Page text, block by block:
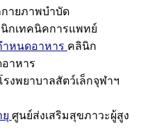
ายภาพบำบัด
กเทคนิคการแพทย์
หนดอาหาร คลินิก
าหาร
รงพยาบาลสัตว์เล็กจุฬาฯ
ยุ ศูนย์ส่งเสริมสุขภาวะผู้สูง